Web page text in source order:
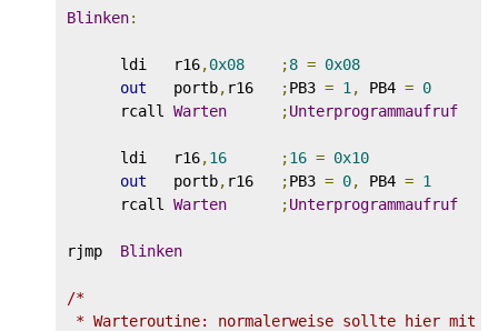
Blinken:
ldi   r16,0x08 ;8 = 0x08
out portb, r16 ;PB3 = 1 , PB4 = 0
rcall Warten ;Unterprogrammaufruf
ldi   r16,16 ;16 = 0x10
out portb, r16 ;PB3 = 0, PB4 = 1
rcall Warten ;Unterprogrammaufruf
rjmp Blinken
/*
* Warteroutine: normalerweise sollte hier mit